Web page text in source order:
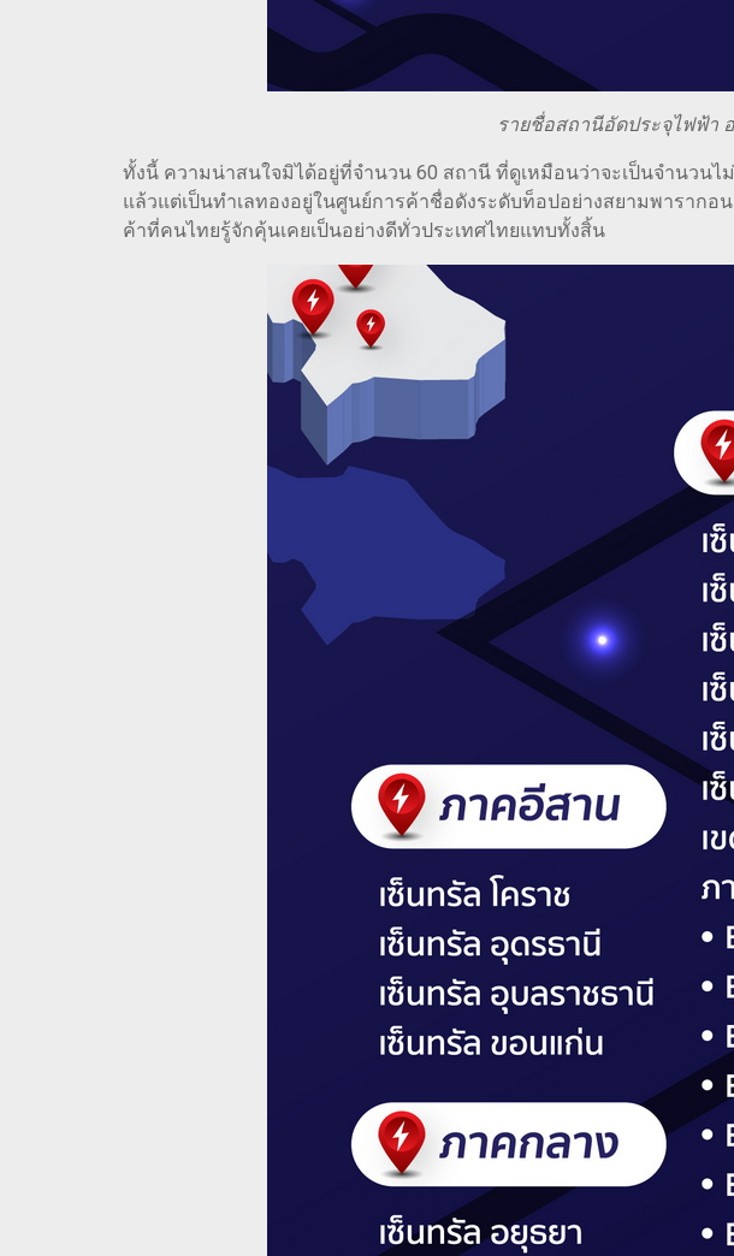
รายชื่อสถานีอัดประจุไฟฟ้า
ทั้งนี้ ความน่าสนใจมิได้อยู่ที่จำนวน 60 สถานี ที่ดูเหมือนว่าจะเป็นจำนวน
แล้วแต่เป็นทำเลทองอยู่ในศูนย์การค้าชื่อดังระดับท็อปอย่างสยามพาราก
ค้าที่คนไทยรู้จักคุ้นเคยเป็นอย่างดีทั่วประเทศไทยแทบทั้งสิ้น